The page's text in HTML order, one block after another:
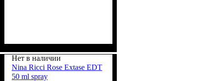
Нет в наличии
Nina Ricci Rose Extase EDT
50 ml spray